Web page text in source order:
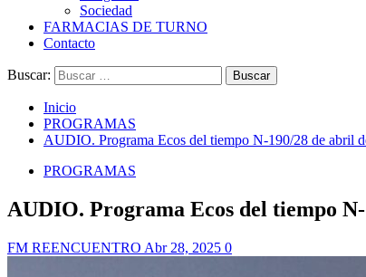
Sociedad
FARMACIAS DE TURNO
Contacto
Buscar:
Inicio
PROGRAMAS
AUDIO. Programa Ecos del tiempo N-190/28 de abril
PROGRAMAS
AUDIO. Programa Ecos del tiempo
FM REENCUENTRO Abr 28, 2025 0